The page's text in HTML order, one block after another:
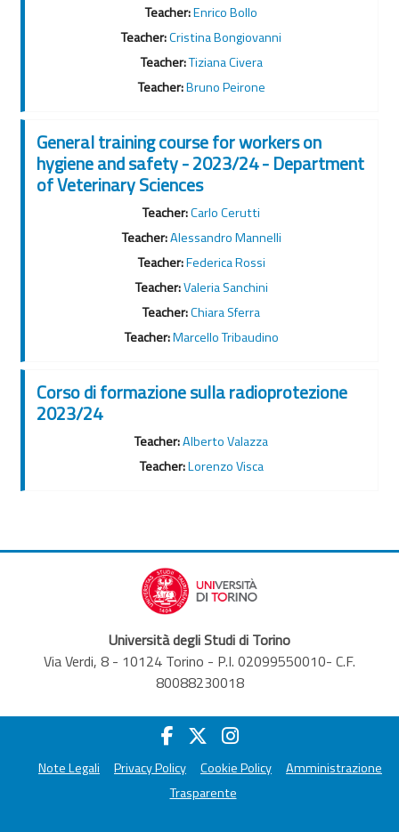
Teacher:Enrico Bollo
Teacher:Cristina Bongiovanni
Teacher:Tiziana Civera
Teacher:Bruno Peirone
General training course for workers on
hygiene and safety - 2023/24 - Department
of Veterinary Sciences
Teacher:Carlo Cerutti
Teacher:Alessandro Mannelli
Teacher:Federica Rossi
Teacher:Valeria Sanchini
Teacher:Chiara Sferra
Teacher:Marcello Tribaudino
Corso di formazione sulla radioprotezione
2023/24
Teacher:Alberto Valazza
Teacher:Lorenzo Visca
Università degli Studi di Torino
Via Verdi, 8 - 10124 Torino - P.I. 02099550010- C.F.
80088230018
Note Legali Privacy Policy Cookie Policy
Amministrazione
Trasparente